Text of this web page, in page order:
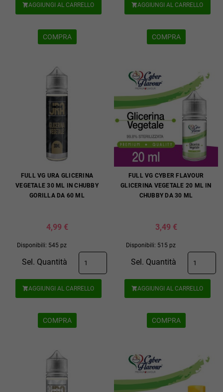
AGGIUNGI AL CARRELLO
COMPRA
AGGIUNGI AL CARRELLO
COMPRA
FULL VG URA GLICERINA
VEGETALE 30 ML IN CHUBBY
GORILLA DA 60 ML
4,99 €
Disponibili: 545 pz
Sel. Quantità
AGGIUNGI AL CARRELLO
COMPRA
FULL VG CYBER FLAVOUR
GLICERINA VEGETALE 20 ML IN
CHUBBY DA 30 ML
3,49 €
Disponibili: 515 pz
Sel. Quantità
AGGIUNGI AL CARRELLO
COMPRA